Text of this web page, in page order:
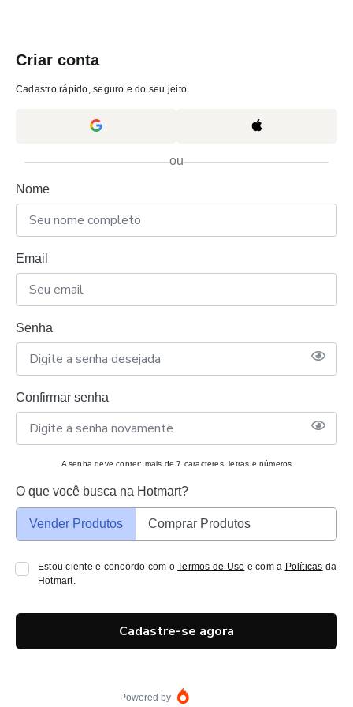
Criar conta
Cadastro rápido, seguro e do seu jeito.
ou
Nome
Email
Senha
Confirmar senha
A senha deve conter: mais de 7 caracteres, letras e números
O que você busca na Hotmart?
Vender Produtos Comprar Produtos
Estou ciente e concordo com oTermos de Uso e com a Políticas da
Hotmart.
Cadastre-se agora
Powered by